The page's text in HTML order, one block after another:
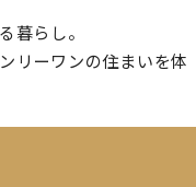
暮らし。
リーワンの住まいを体